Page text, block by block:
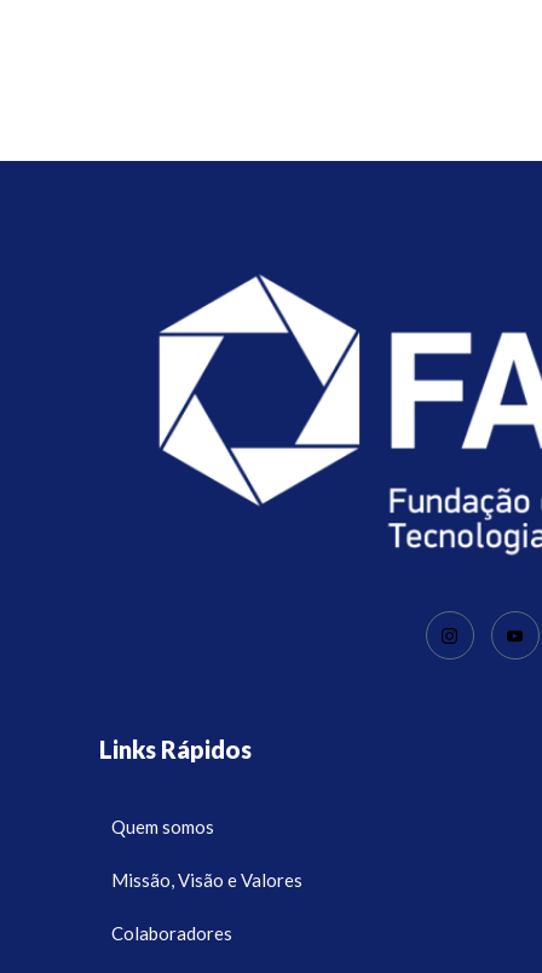
Links Rápidos
Quem somos
Missão, Visão e Valores
Colaboradores